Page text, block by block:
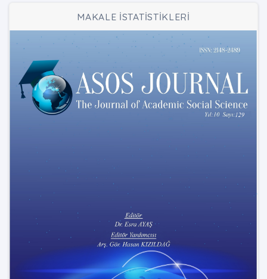
MAKALE İSTATİSTİKLERİ